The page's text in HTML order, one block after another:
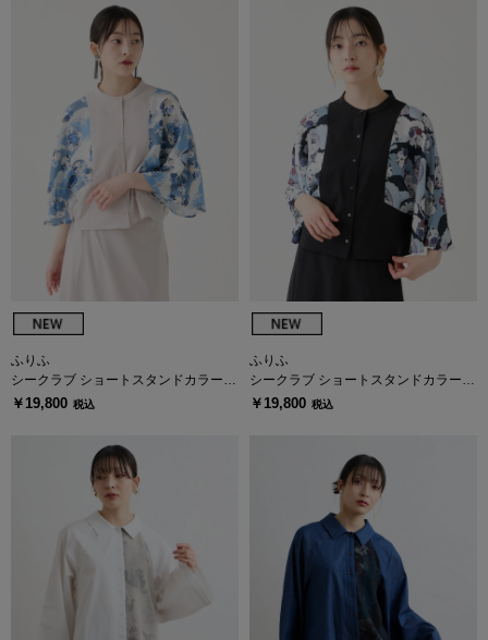
ふりふ
シークラブ ショートスタンドカラート
ップス
￥19,800 税込
ふりふ
シークラブ ショートスタンドカラート
ップス
￥19,800 税込